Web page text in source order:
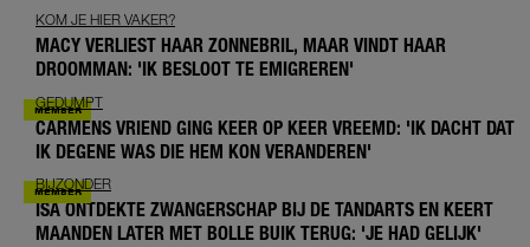
KOM JE HIER VAKER?
MACY VERLIEST HAAR ZONNEBRIL, MAAR VINDT HAAR
DROOMMAN: 'IK BESLOOT TE EMIGREREN'
GEDUMPT
CARMENS VRIEND GING KEER OP KEER VREEMD: 'IK DACHT DAT
IK DEGENE WAS DIE HEM KON VERANDEREN'
BIJZONDER
ISA ONTDEKTE ZWANGERSCHAP BIJ DE TANDARTS EN KEERT
MAANDEN LATER MET BOLLE BUIK TERUG: 'JE HAD GELIJK'